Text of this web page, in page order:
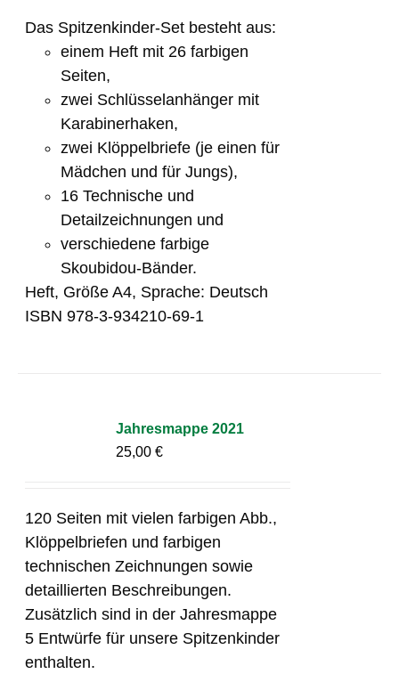
Das Spitzenkinder-Set besteht aus:
einem Heft mit 26 farbigen
Seiten,
zwei Schlüsselanhänger mit
Karabinerhaken,
zwei Klöppelbriefe (je einen für
Mädchen und für Jungs),
16 Technische und
Detailzeichnungen und
verschiedene farbige
Skoubidou-Bänder.
Heft, Größe A4, Sprache: Deutsch
ISBN 978-3-934210-69-1
Jahresmappe 2021
25,00€
120 Seiten mit vielen farbigen Abb.,
Klöppelbriefen und farbigen
technischen Zeichnungen sowie
detaillierten Beschreibungen.
Zusätzlich sind in der Jahresmappe
5 Entwürfe für unsere Spitzenkinder
enthalten.